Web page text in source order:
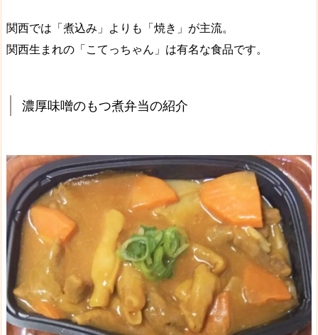
関西では「煮込み」よりも「焼き」が主流。
関西生まれの「こてっちゃん」は有名な食品です。
濃厚味噌のもつ煮弁当の紹介